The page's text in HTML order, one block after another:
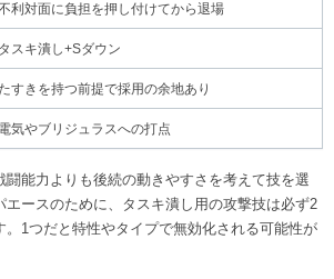
利対面に負担を押し付けてから退場
タスキ潰し+Sダウン
すきを持つ前提で採用の余地あり
電気やブリジュラスへの打点
闘能力よりも後続の動きやすさを考えて技を選
エースのために、タスキ潰し用の攻撃技は必ず2
。1つだと特性やタイプで無効化される可能性が